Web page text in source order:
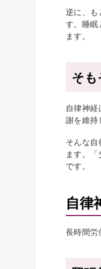
逆に、
す。睡
ます。
そ
自律神
謝を維持
そんな
ます。
です。
自律
長時間労